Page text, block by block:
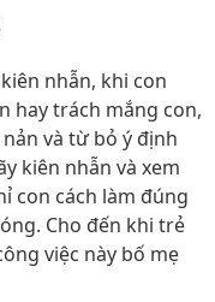
nhẫn, khi con
hay trách mắng con,
và từ bỏ ý định
kiên nhẫn và xem
con cách làm đúng
Cho đến khi trẻ
việc này bố mẹ